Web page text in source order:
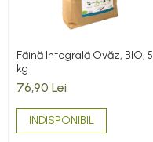
Făină Integrală Ovăz, BIO, 5
kg
76,90 Lei
INDISPONIBIL